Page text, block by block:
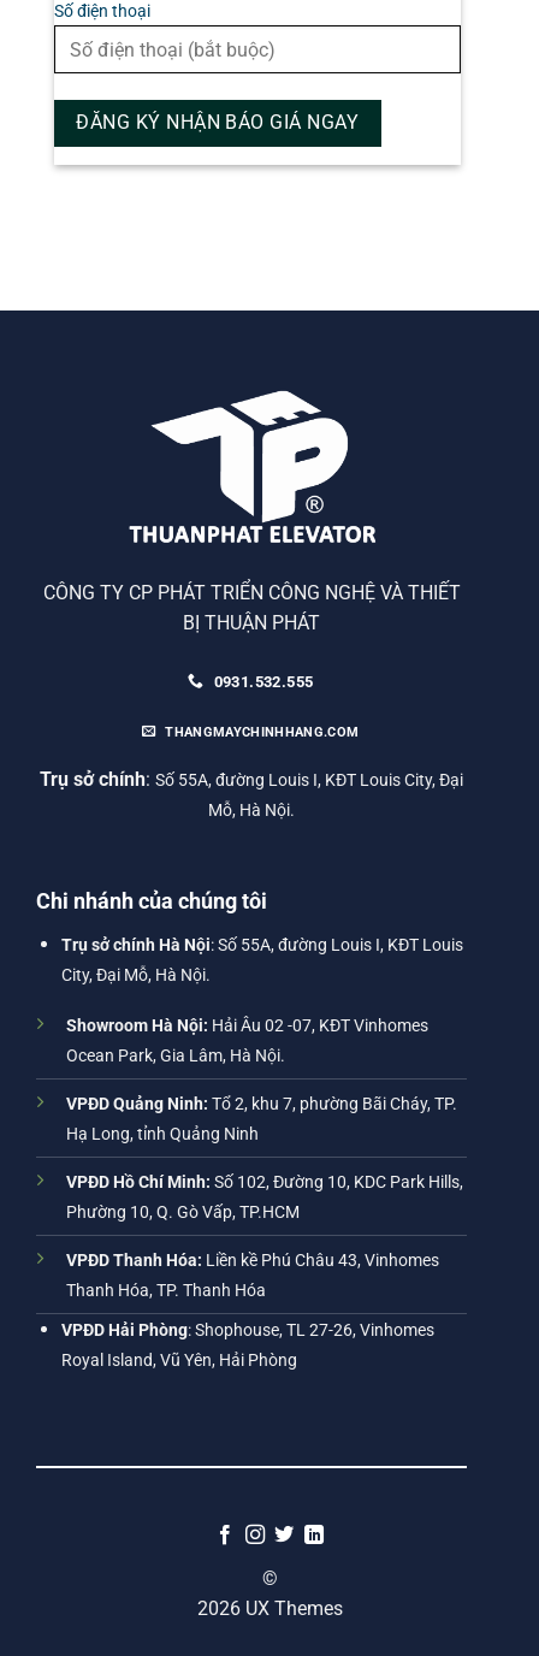
Số điện thoại
CÔNG TY CP PHÁT TRIỂN CÔNG NGHỆ VÀ THIẾT
BỊ THUẬN PHÁT
0931.532.555
THANGMAYCHINHHANG.COM
Trụ sở chính: Số 55A, đường Louis I, KĐT Louis City, Đại
Mỗ, Hà Nội.
Chi nhánh của chúng tôi
Trụ sở chính Hà Nội: Số 55A, đường Louis I, KĐT Louis
City, Đại Mỗ, Hà Nội.
Showroom Hà Nội: Hải Âu 02 -07, KĐT Vinhomes
Ocean Park, Gia Lâm, Hà Nội.
VPĐD Quảng Ninh: Tổ 2, khu 7, phường Bãi Cháy, TP.
Hạ Long, tỉnh Quảng Ninh
VPĐD Hồ Chí Minh: Số 102, Đường 10, KDC Park Hills,
Phường 10, Q. Gò Vấp, TP.HCM
VPĐD Thanh Hóa: Liền kề Phú Châu 43, Vinhomes
Thanh Hóa, TP. Thanh Hóa
VPĐD Hải Phòng: Shophouse, TL 27-26, Vinhomes
Royal Island, Vũ Yên, Hải Phòng
©
2026 UX Themes